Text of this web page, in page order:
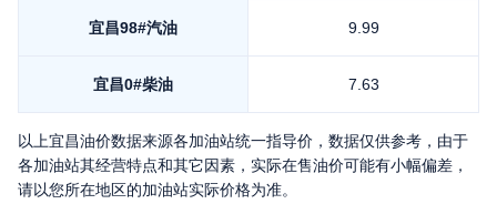
宜昌98#汽油 9.99
宜昌0#柴油 7.63
以上宜昌油价数据来源各加油站统一指导价，数据仅供参考，由于
各加油站其经营特点和其它因素，实际在售油价可能有小幅偏差，
请以您所在地区的加油站实际价格为准。